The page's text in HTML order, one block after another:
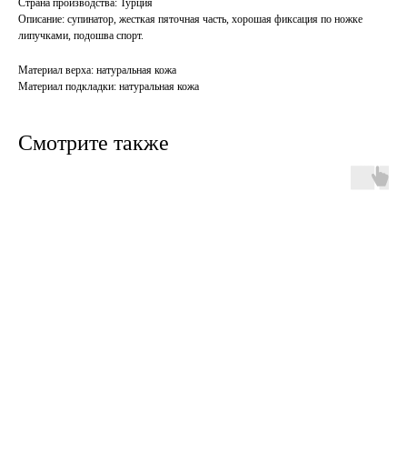
Страна производства: Турция
Описание: супинатор, жесткая пяточная часть, хорошая фиксация по ножке
липучками, подошва спорт.
Материал верха: натуральная кожа
Материал подкладки: натуральная кожа
Смотрите также